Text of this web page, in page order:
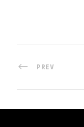
PREV